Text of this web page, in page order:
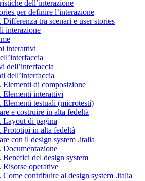
dell’interazione
per definire l’interazione
Differenza tra scenari e user stories
interazione
interattivi
dell’interfaccia
dell’interfaccia
Elementi di composizione
Elementi interattivi
Elementi testuali (microtesti)
e costruire in alta fedeltà
Layout di pagina
Prototipi in alta fedeltà
con il design system .italia
Documentazione
Benefici del design system
Risorse operative
Come contribuire al design system .italia